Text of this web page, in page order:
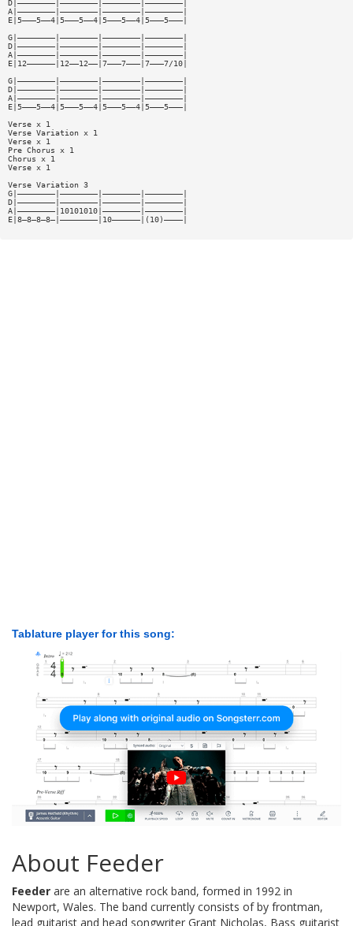
D|————————|————————|————————|————————|
A|————————|————————|————————|————————|
E|5———5——4|5———5——4|5———5——4|5———5———|
G|————————|————————|————————|————————|
D|————————|————————|————————|————————|
A|————————|————————|————————|————————|
E|12——————|12——12——|7———7———|7———7/10|
G|————————|————————|————————|————————|
D|————————|————————|————————|————————|
A|————————|————————|————————|————————|
E|5———5——4|5———5——4|5———5——4|5———5———|
Verse x 1
Verse Variation x 1
Verse x 1
Pre Chorus x 1
Chorus x 1
Verse x 1
Verse Variation 3
G|————————|————————|————————|————————|
D|————————|————————|————————|————————|
A|————————|10101010|————————|————————|
E|8—8—8—8—|————————|10——————|(10)————|
Tablature player for this song:
About Feeder
Feeder are an alternative rock band, formed in 1992 in
Newport, Wales. The band currently consists of by frontman,
lead guitarist and head songwriter Grant Nicholas, Bass guitarist